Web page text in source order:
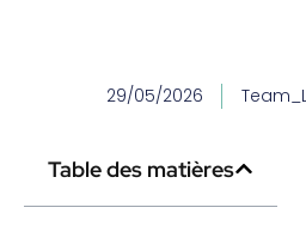
29/05/2026
Table des matières